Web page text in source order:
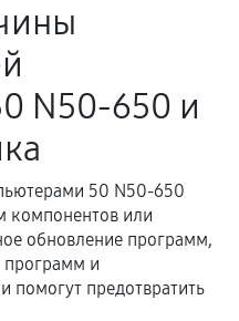
датой, перечнем
комплектующие
оформление
сроки и
отдельно и
N50-650 и
50 N50-650
компонентов или
обновление программ,
программ и
помогут предотвратить